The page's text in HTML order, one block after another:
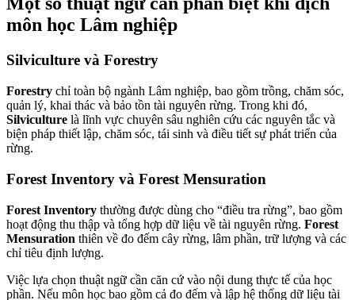
môn học Lâm nghiệp
Silviculture và Forestry
Forestry chỉ toàn bộ ngành Lâm nghiệp, bao gồm trồng, chăm sóc,
quản lý, khai thác và bảo tồn tài nguyên rừng. Trong khi đó,
Silviculture là lĩnh vực chuyên sâu nghiên cứu các nguyên tắc và
biện pháp thiết lập, chăm sóc, tái sinh và điều tiết sự phát triển của
rừng.
Forest Inventory và Forest Mensuration
Forest Inventory thường được dùng cho “điều tra rừng”, bao gồm
hoạt động thu thập và tổng hợp dữ liệu về tài nguyên rừng. Forest
Mensuration thiên về đo đếm cây rừng, lâm phần, trữ lượng và các
chỉ tiêu định lượng.
Việc lựa chọn thuật ngữ cần căn cứ vào nội dung thực tế của học
phần. Nếu môn học bao gồm cả đo đếm và lập hệ thống dữ liệu tài